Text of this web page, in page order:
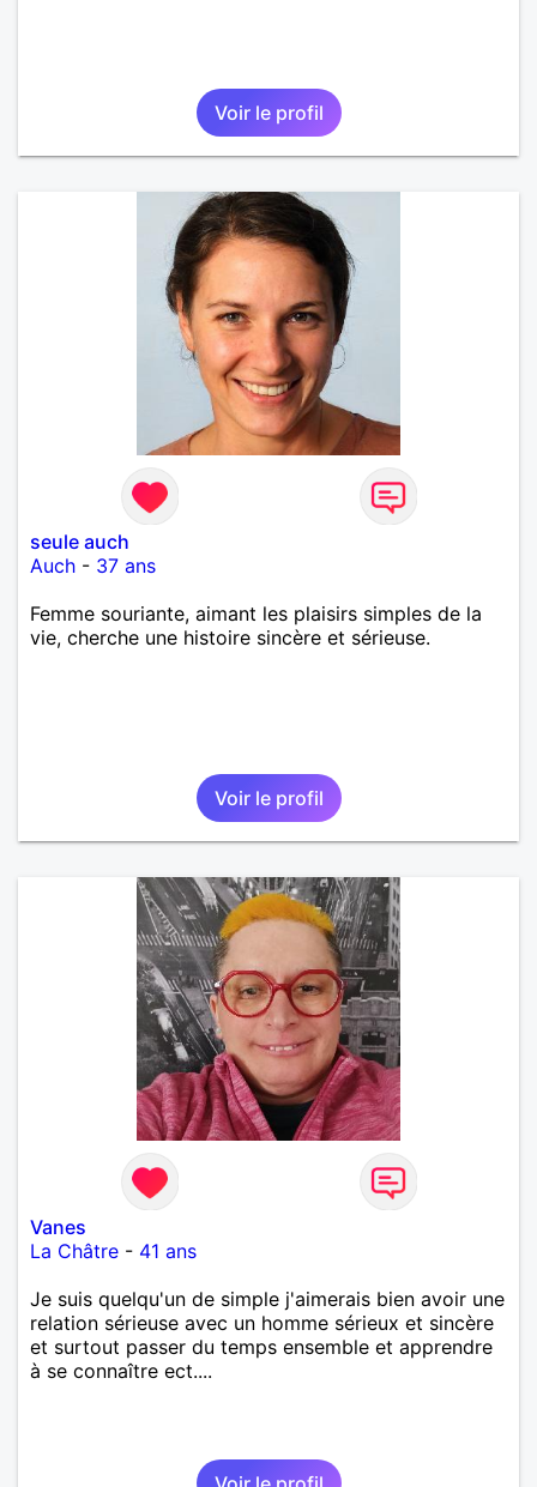
Voir le profil
seule auch
Auch - 37 ans
Femme souriante, aimant les plaisirs simples de la
vie, cherche une histoire sincère et sérieuse.
Voir le profil
Vanes
La Châtre - 41 ans
Je suis quelqu'un de simple j'aimerais bien avoir une
relation sérieuse avec un homme sérieux et sincère
et surtout passer du temps ensemble et apprendre
à se connaître ect....